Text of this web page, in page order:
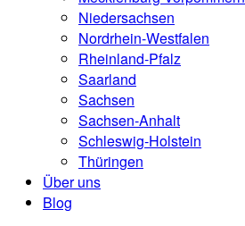
Niedersachsen
Nordrhein-Westfalen
Rheinland-Pfalz
Saarland
Sachsen
Sachsen-Anhalt
Schleswig-Holstein
Thüringen
Über uns
Blog